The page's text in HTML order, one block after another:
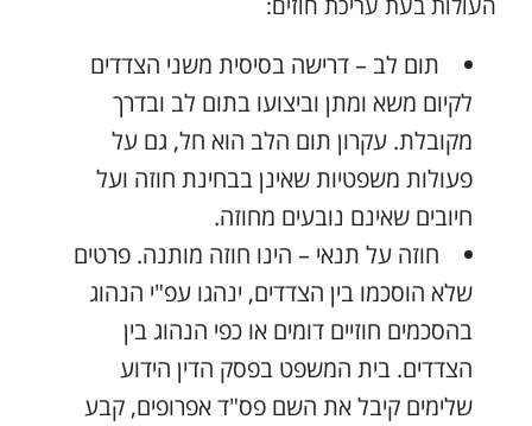
תום לב – דרישה בסיסית משני הצדדים
לקיום משא ומתן וביצועו בתום לב ובדרך
מקובלת. עקרון תום הלב הוא חל, גם על
פעולות משפטיות שאינן בבחינת חוזה ועל
חיובים שאינם נובעים מחוזה.
חוזה על תנאי – הינו חוזה מותנה. פרטים
שלא הוסכמו בין הצדדים, ינהגו עפ"י הנהוג
בהסכמים חוזיים דומים או כפי הנהוג בין
הצדדים. בית המשפט בפסק הדין הידוע
שלימים קיבל את השם פס"ד אפרופים, קבע